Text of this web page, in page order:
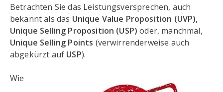
Betrachten Sie das Leistungsversprechen, auch
bekannt als das Unique Value Proposition (UVP),
Unique Selling Proposition (USP)oder, manchmal,
Unique Selling Points (verwirrenderweise auch
abgekürzt auf USP).
Wie